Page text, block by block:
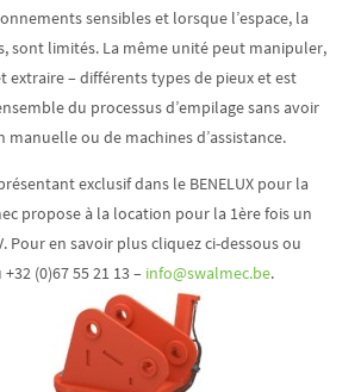
sensibles et lorsque l’espace, la
sont limités. La même unité peut manipuler,
extraire – différents types de pieux et est
du processus d’empilage sans avoir
ou de machines d’assistance.
exclusif dans le BENELUX pour la
propose à la location pour la 1ère fois un
Pour en savoir plus cliquez ci-dessous ou
(0)67 55 21 13 – info@swalmec.be.